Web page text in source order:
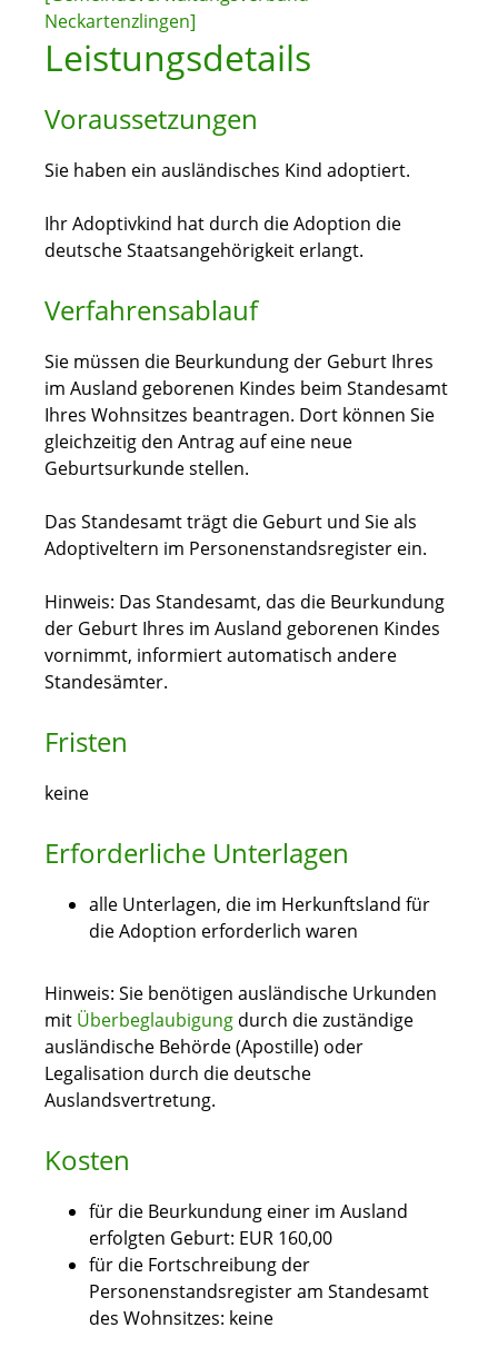
Neckartenzlingen]
Leistungsdetails
Voraussetzungen
Sie haben ein ausländisches Kind adoptiert.
Ihr Adoptivkind hat durch die Adoption die
deutsche Staatsangehörigkeit erlangt.
Verfahrensablauf
Sie müssen die Beurkundung der Geburt Ihres
im Ausland geborenen Kindes beim Standesamt
Ihres Wohnsitzes beantragen. Dort können Sie
gleichzeitig den Antrag auf eine neue
Geburtsurkunde stellen.
Das Standesamt trägt die Geburt und Sie als
Adoptiveltern im Personenstandsregister ein.
Hinweis: Das Standesamt, das die Beurkundung
der Geburt Ihres im Ausland geborenen Kindes
vornimmt, informiert automatisch andere
Standesämter.
Fristen
keine
Erforderliche Unterlagen
alle Unterlagen, die im Herkunftsland für
die Adoption erforderlich waren
Hinweis: Sie benötigen ausländische Urkunden
mit Überbeglaubigung durch die zuständige
ausländische Behörde (Apostille) oder
Legalisation durch die deutsche
Auslandsvertretung.
Kosten
für die Beurkundung einer im Ausland
erfolgten Geburt: EUR 160,00
für die Fortschreibung der
Personenstandsregister am Standesamt
des Wohnsitzes: keine